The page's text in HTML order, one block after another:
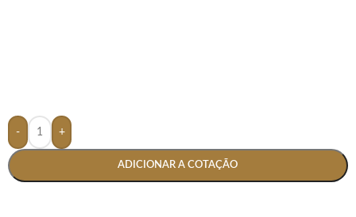
- +
ADICIONAR A COTAÇÃO